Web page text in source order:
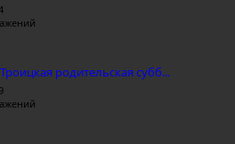
родительская субб...